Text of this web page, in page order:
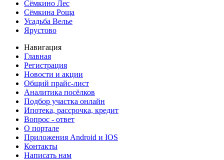
Сёмкино Лес
Сёмкина Роща
Усадьба Велье
Ярустово
Навигация
Главная
Регистрация
Новости и акции
Общий прайс-лист
Аналитика посёлков
Подбор участка онлайн
Ипотека, рассрочка, кредит
Вопрос - ответ
О портале
Приложения Android и IOS
Контакты
Написать нам